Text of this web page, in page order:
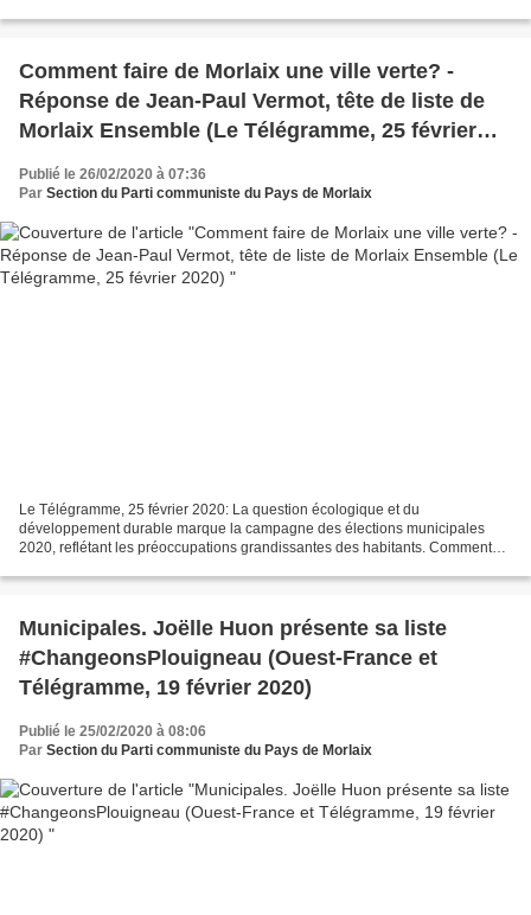
Comment faire de Morlaix une ville verte? -
Réponse de Jean-Paul Vermot, tête de liste de
Morlaix Ensemble (Le Télégramme, 25 février
Publié le 26/02/2020 à 07:36
Par Section du Parti communiste du Pays de Morlaix
Le Télégramme, 25 février 2020: La question écologique et du
développement durable marque la campagne des élections municipales
2020, reflétant les préoccupations grandissantes des habitants. Comment
Municipales. Joëlle Huon présente sa liste
#ChangeonsPlouigneau (Ouest-France et
Télégramme, 19 février 2020)
Publié le 25/02/2020 à 08:06
Par Section du Parti communiste du Pays de Morlaix